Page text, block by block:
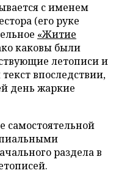
с именем
(его руке
«Житие
каковы были
летописи и
впоследствии,
день жаркие
самостоятельной
раздела в